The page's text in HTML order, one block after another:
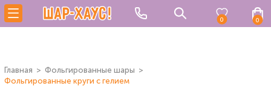
0 0
Главная
Фольгированные шары
Фольгированные круги с гелием